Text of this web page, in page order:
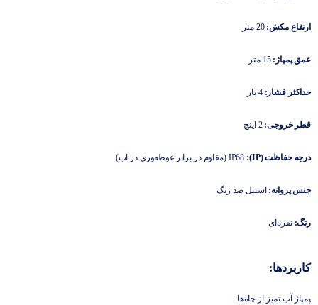
ارتفاع مکش: 20 متر
عمق پمپاژ: 15 متر
حداکثر فشار: 4 بار
قطر خروجی: 2 اینچ
درجه حفاظت (IP):
جنس پروانه: استیل ضد زنگ
رنگ: نقره‌ای
کاربردها:
پمپاژ آب تمیز از چاه‌ها